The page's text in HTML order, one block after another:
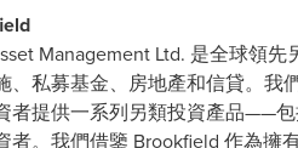
Management Ltd. 是全球領
、私募基金、房地產和信貸。我
者提供一系列另類投資產品——
者。我們借鑒 Brookfield 作為擁